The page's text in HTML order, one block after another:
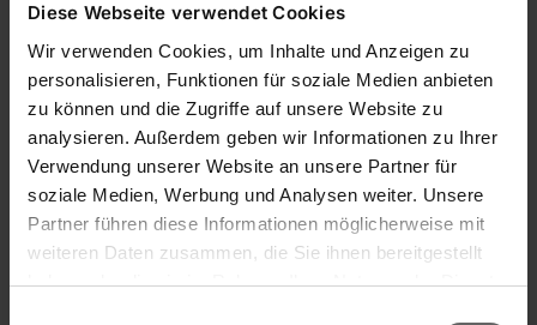
Diese Webseite verwendet Cookies
Wir verwenden Cookies, um Inhalte und Anzeigen zu
personalisieren, Funktionen für soziale Medien anbieten
zu können und die Zugriffe auf unsere Website zu
analysieren. Außerdem geben wir Informationen zu Ihrer
Verwendung unserer Website an unsere Partner für
soziale Medien, Werbung und Analysen weiter. Unsere
Partner führen diese Informationen möglicherweise mit
weiteren Daten zusammen, die Sie ihnen bereitgestellt
haben oder die sie im Rahmen Ihrer Nutzung der Dienste
aber ganz besonders im Winter – stark
beansprucht. Je nachdem, welcher Boden in
deiner Diele auslegt ist, kommen
unterschiedliche Maßnahmen zum
Fußbodenschutzbzw. beim Boden wischen und
reinigen in Frage.
Teppich : Wenn du zu denjenigen gehörst, die